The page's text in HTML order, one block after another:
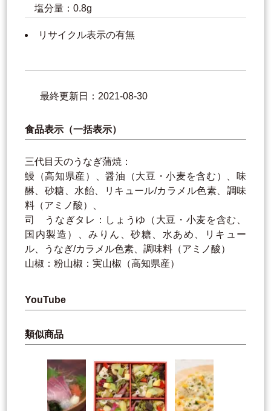
塩分量：0.8g
リサイクル表示の有無
最終更新日：2021-08-30
食品表示（一括表示）
三代目天のうなぎ蒲焼：
鰻（高知県産）、醤油（大豆・小麦を含む）、味
醂、砂糖、水飴、リキュール/カラメル色素、調味
料（アミノ酸）、
司 うなぎタレ：しょうゆ（大豆・小麦を含む、
国内製造）、みりん、砂糖、水あめ、リキュー
ル、うなぎ/カラメル色素、調味料（アミノ酸）
山椒：粉山椒：実山椒（高知県産）
YouTube
類似商品